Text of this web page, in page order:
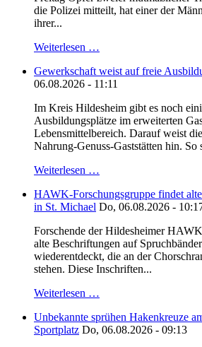
die Polizei mitteilt, hat einer der
ihrer...
Weiterlesen …
Gewerkschaft weist auf freie
06.08.2026 - 11:11
Im Kreis Hildesheim gibt es noch
Ausbildungsplätze im erweiterten
Lebensmittelbereich. Darauf weist
Nahrung-Genuss-Gaststätten hin. So
Weiterlesen …
HAWK-Forschungsgruppe findet
in St. Michael Do, 06.08.2026 -
Forschende der Hildesheimer
alte Beschriftungen auf
wiederentdeckt, die an der
stehen. Diese Inschriften...
Weiterlesen …
Unbekannte sprühen Hakenkreuze
Sportplatz Do, 06.08.2026 - 09:13